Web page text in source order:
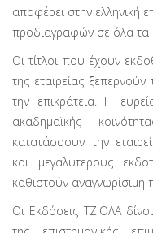
αποφέρει στην ελληνική
προδιαγραφών σε όλα τα
Οι τίτλοι που έχουν
της εταιρείας
την επικράτεια. Η
ακαδημαϊκής
κατατάσσουν την
και μεγαλύτερους
καθιστούν
Οι Εκδόσεις ΤΖΙΟΛΑ